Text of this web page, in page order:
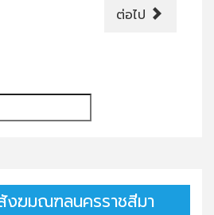
ต่อไป
งฆมณฑลนครราชสีมา